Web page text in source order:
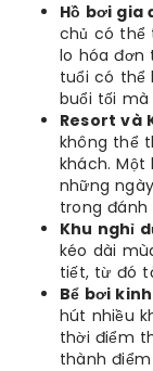
Hồ bơi gia
chủ có thể
lo hóa đơn
tuổi có thể
buổi tối mà
Resort và
không thể
khách.
những
trong đánh
Khu nghỉ
kéo dài
tiết, từ đó
Bể bơi
hút nhiều
thời điểm
thành